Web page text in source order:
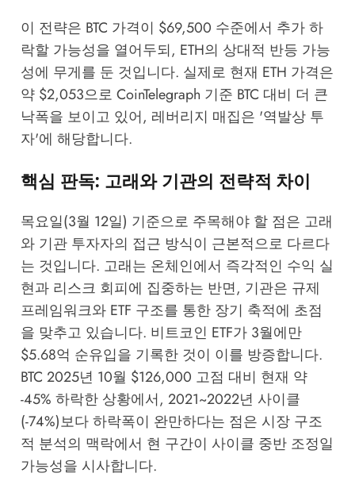
이 전략은 BTC 가격이 $69,500 수준에서 추가 하
락할 가능성을 열어두되, ETH의 상대적 반등 가능
성에 무게를 둔 것입니다. 실제로 현재 ETH 가격은
약 $2,053으로 CoinTelegraph 기준 BTC 대비 더 큰
낙폭을 보이고 있어, 레버리지 매집은 '역발상 투
자'에 해당합니다.
핵심 판독: 고래와 기관의 전략적 차이
목요일(3월 12일) 기준으로 주목해야 할 점은 고래
와 기관 투자자의 접근 방식이 근본적으로 다르다
는 것입니다. 고래는 온체인에서 즉각적인 수익 실
현과 리스크 회피에 집중하는 반면, 기관은 규제
프레임워크와 ETF 구조를 통한 장기 축적에 초점
을 맞추고 있습니다. 비트코인 ETF가 3월에만
$5.68억 순유입을 기록한 것이 이를 방증합니다.
BTC 2025년 10월 $126,000 고점 대비 현재 약
-45% 하락한 상황에서, 2021~2022년 사이클
(-74%)보다 하락폭이 완만하다는 점은 시장 구조
적 분석의 맥락에서 현 구간이 사이클 중반 조정일
가능성을 시사합니다.